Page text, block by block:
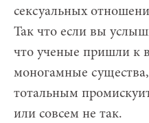
сексуальных
Так что если вы
что ученые пришли к
моногамные
тотальным
или совсем не так.